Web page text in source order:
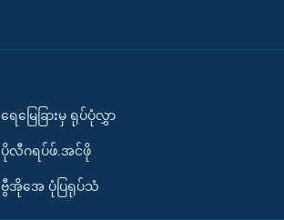
ရေမြေခြားမှ ရုပ်ပုံလွှာ
ပိုလီဂရပ်ဖ်.အင်ဖို
ဗွီအိုအေ ပုံပြရုပ်သံ